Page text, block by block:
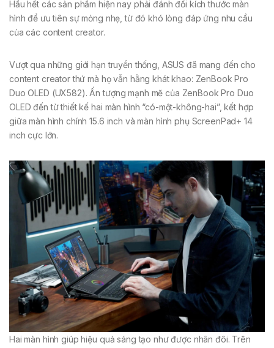
Hầu hết các sản phẩm hiện nay phải đánh đổi kích thước màn
hình để ưu tiên sự mỏng nhẹ, từ đó khó lòng đáp ứng nhu cầu
của các content creator.
Vượt qua những giới hạn truyền thống, ASUS đã mang đến cho
content creator thứ mà họ vẫn hằng khát khao: ZenBook Pro
Duo OLED (UX582). Ấn tượng mạnh mẽ của ZenBook Pro Duo
OLED đến từ thiết kế hai màn hình “có-một-không-hai”, kết hợp
giữa màn hình chính 15.6 inch và màn hình phụ ScreenPad+ 14
inch cực lớn.
Hai màn hình giúp hiệu quả sáng tạo như được nhân đôi. Trên